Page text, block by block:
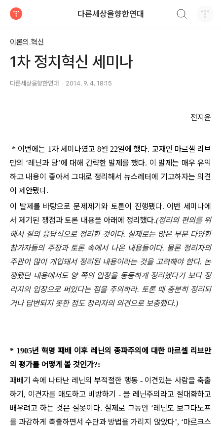
다른세상을향한연대
이론의 혁신
1차 정치혁신 세미나
다른세상을향한연대 2014. 9. 4. 18:15
전지윤
* 이번에는 1차 세미나였고8월22일에했다. 교재인 마르셀 리브
만의 ‘레닌과 당’에 대해 간략한 발제를 했다. 이 발제는 매우 유익
하고 내용이 좋아서 그대로 정리해서 뉴스레터에 기고하자는 의견
이 제안됐다.
이 발제를 바탕으로 문제제기와 토론이 진행됐다. 이번 세미나에
서 제기된 쟁점과 토론 내용을 아래에 정리했다.(정리의 편의를 위
해서 질의 응답식으로 정리한 것이다. 실제로는 많은 부분 다양한
참가자들의 주장과 토론 속에서 나온 내용들이다. 물론 정리자의
주관이 많이 개입돼서 정리된 내용이라는 것을 고려해야 한다. 논
쟁됐던 내용에서도 양 쪽의 입장을 동등하게 정리했다기 보다 정
리자의 입장으로 써있다는 점을 주의하라. 토론 때 충분히 정리되
거나 답변되지 못한 점도 정리자의 의견으로 보충했다.)
* 1905년 혁명 패배 이후 레닌의 종파주의에 대한 마르셀 리브만
의 평가를 어떻게 볼 것인가?:
패배기 속에 나타난 레닌의 부적절한 행동 - 이견있는 사람을 축출
하기, 이견자를 매도하고 비방하기 - 을 레닌주의라고 절대화하고
배우려고 하는 것은 잘못이다. 실제로 그동안 ‘레닌도 보그다노프
를 과감하게 축출하면서 수단과 방법을 가리지 않았다’, ‘마르크스